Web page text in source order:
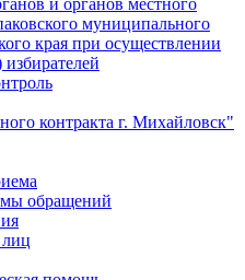
и органов местного
муниципального
края при осуществлении
избирателей
контракта г. Михайловск"
обращений